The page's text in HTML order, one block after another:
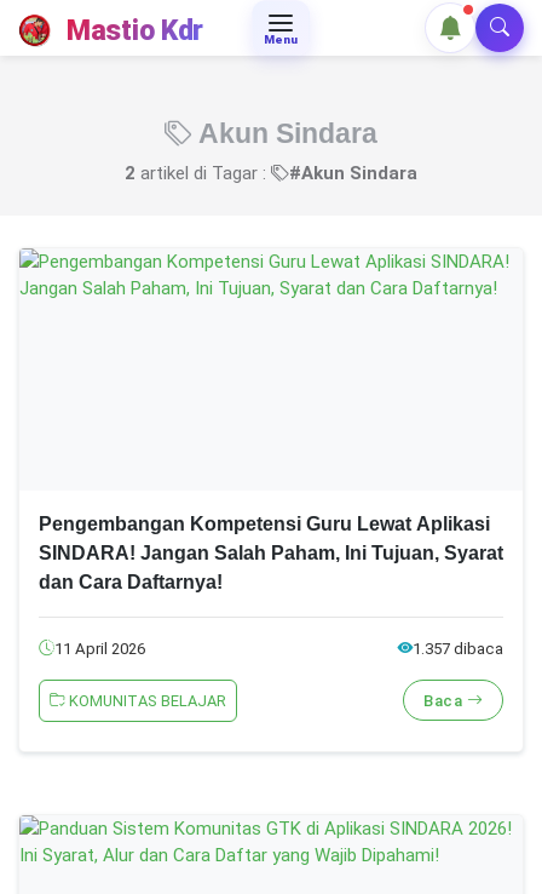
Mastio Kdr Menu
Akun Sindara
2 artikel di Tagar : #Akun Sindara
Pengembangan Kompetensi Guru Lewat Aplikasi
SINDARA! Jangan Salah Paham, Ini Tujuan, Syarat
dan Cara Daftarnya!
11 April 2026 1.357 dibaca
KOMUNITAS BELAJAR Baca